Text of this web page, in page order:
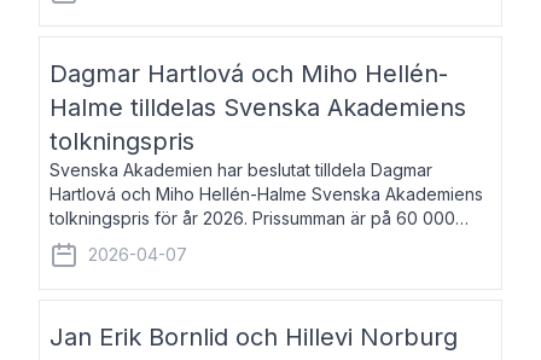
Dagmar Hartlová och Miho Hellén-
Halme tilldelas Svenska Akademiens
tolkningspris
Svenska Akademien har beslutat tilldela Dagmar
Hartlová och Miho Hellén-Halme Svenska Akademiens
tolkningspris för år 2026. Prissumman är på 60 000
kronor var. Dagmar Hartlová, född 1951, översätter
huvudsakligen från svenska till tjeckiska
2026-04-07
Jan Erik Bornlid och Hillevi Norburg